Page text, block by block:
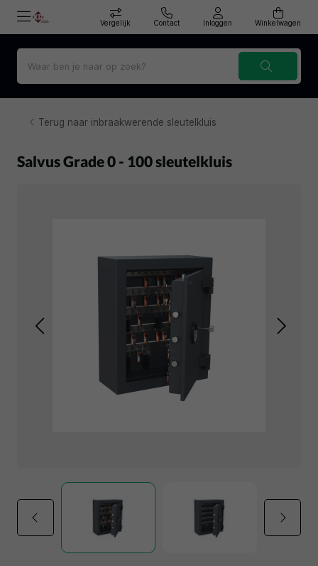
Vergelijk Contact Inloggen Winkelwagen
Terug naar inbraakwerende sleutelkluis
Salvus Grade 0 - 100 sleutelkluis